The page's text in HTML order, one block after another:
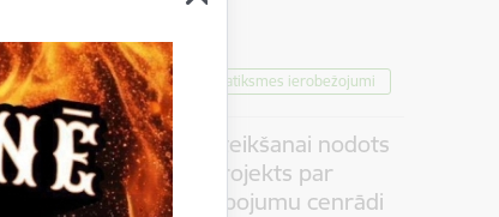
30.07.2026.
Projekti
Sabiedrība Satiksmes ierobežojumi
Iedzīvotāju viedokļa izteikšanai nodots
saistošo noteikumu projekts par
tūrisma maksas pakalpojumu cenrādi